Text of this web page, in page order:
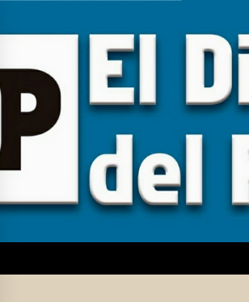
content
EL DIARIO DEL
PUEBLO